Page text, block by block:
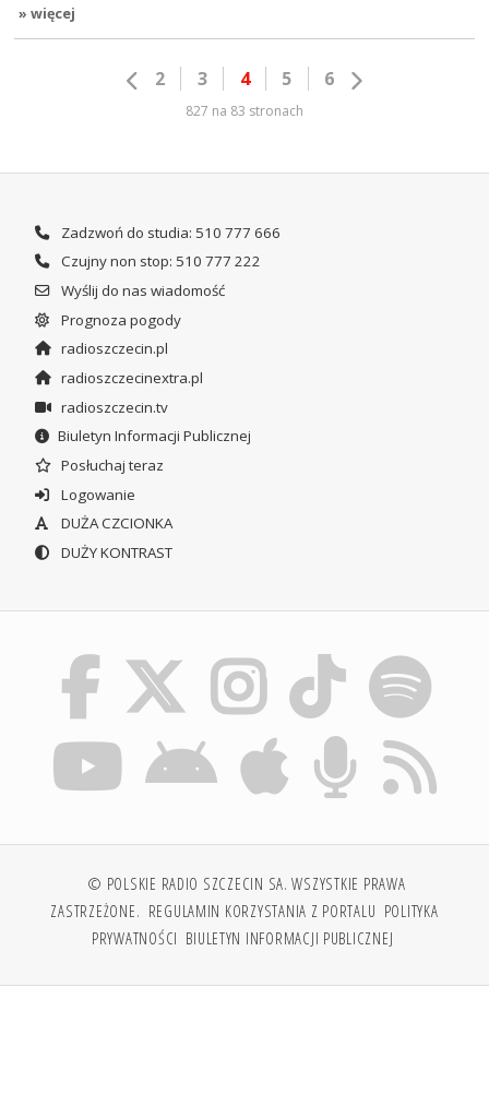
» więcej
2 3 4 5 6
827 na 83 stronach
Zadzwoń do studia: 510 777 666
Czujny non stop: 510 777 222
Wyślij do nas wiadomość
Prognoza pogody
radioszczecin.pl
radioszczecinextra.pl
radioszczecin.tv
Biuletyn Informacji Publicznej
Posłuchaj teraz
Logowanie
DUŻA CZCIONKA
DUŻY KONTRAST
© POLSKIE RADIO SZCZECIN SA. WSZYSTKIE PRAWA
ZASTRZEŻONE. REGULAMIN KORZYSTANIA Z PORTALU POLITYKA
PRYWATNOŚCI BIULETYN INFORMACJI PUBLICZNEJ